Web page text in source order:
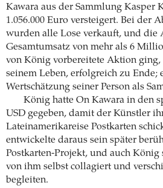
Kawara aus der Sammlung Kasper
1.056.000 Euro versteigert. Bei der
wurden alle Lose verkauft, und die
Gesamtumsatz von mehr als 6
von König vorbereitete Aktion
seinem Leben, erfolgreich zu
Wertschätzung seiner Person als
König hatte On Kawara in den
USD gegeben, damit der Künstler
Lateinamerikareise Postkarten
entwickelte daraus sein später
Postkarten-Projekt, und auch
von ihm selbst collagiert und
begleiten.